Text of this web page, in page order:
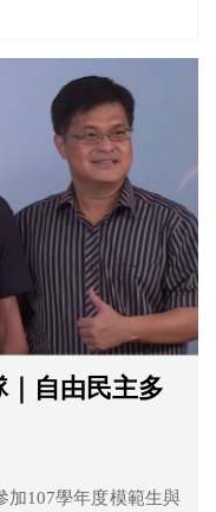
｜自由民主多
加107學年度模範生與